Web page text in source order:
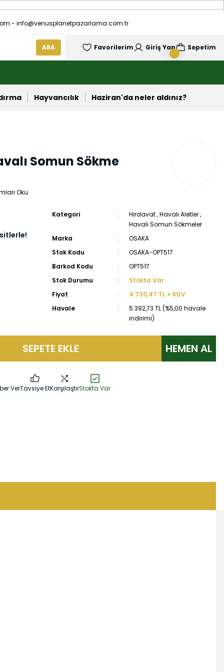
- info@venusplanetpazarlama.com.tr
ARA Favorilerim Giriş Yap Sepetim
Hayvancılık Haziran'da neler aldınız?
Somun Sökme
Oku
Kategori Hırdavat,Havalı Aletler,
Havalı Somun Sökmeler
Marka
OSAKA
Stok Kodu
OSAKA-OPT517
Barkod Kodu
OPT517
Stok Durumu
Stokta Var
Fiyat
4.730,47 TL + KDV
Havale
5.392,73 TL (%5,00 havale
indirimi)
SEPETE EKLE HEMEN AL
VerTavsiye EtKarşılaştırStokta Var